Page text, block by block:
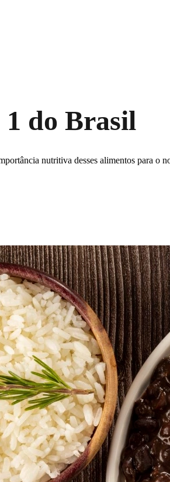
do Brasil
nutritiva desses alimentos para o